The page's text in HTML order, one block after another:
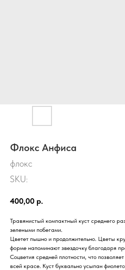
Флокс Анфиса
флокс
SKU:
400,00 р.
Травянистый компактный куст среднего
зелеными побегами.
Цветет пышно и продолжительно. Цветы
форме напоминают звездочку благодаря
Соцветия средней плотности, что
всей красе. Куст буквально усыпан